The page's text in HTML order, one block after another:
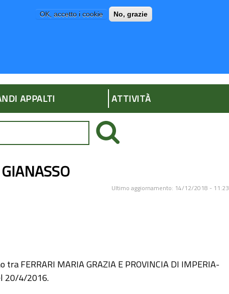
OK, accetto i cookie No, grazie
APPALTI ATTIVITÀ
Ultimo aggiornamento: 14/12/2018 - 11:23
FERRARI MARIA GRAZIA E PROVINCIA DI IMPERIA-
20/4/2016.